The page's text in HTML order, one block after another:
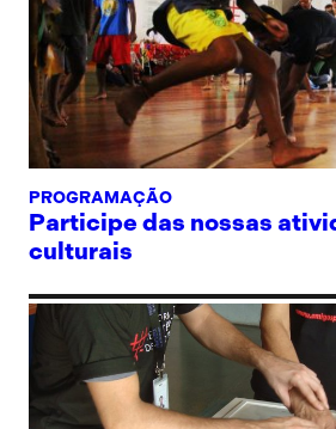
PROGRAMAÇÃO
Participe das nossas
culturais